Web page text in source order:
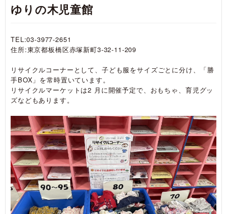
ゆりの木児童館
TEL:03-3977-2651
住所:東京都板橋区赤塚新町3-32-11-209
リサイクルコーナーとして、子ども服をサイズごとに分け、「勝
手BOX」を常時置いています。
リサイクルマーケットは2 月に開催予定で、おもちゃ、育児グッ
ズなどもあります。